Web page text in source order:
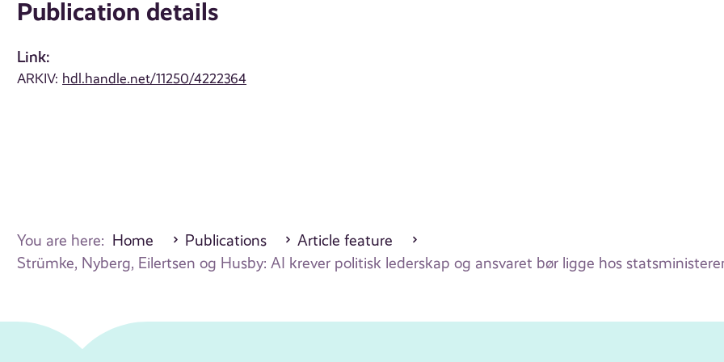
Publication details
Link:
ARKIV: hdl.handle.net/11250/4222364
You are here: Home Publications
Article feature
Strümke, Nyberg, Eilertsen og Husby: AI krever politisk lederskap og ansvaret bør ligge hos